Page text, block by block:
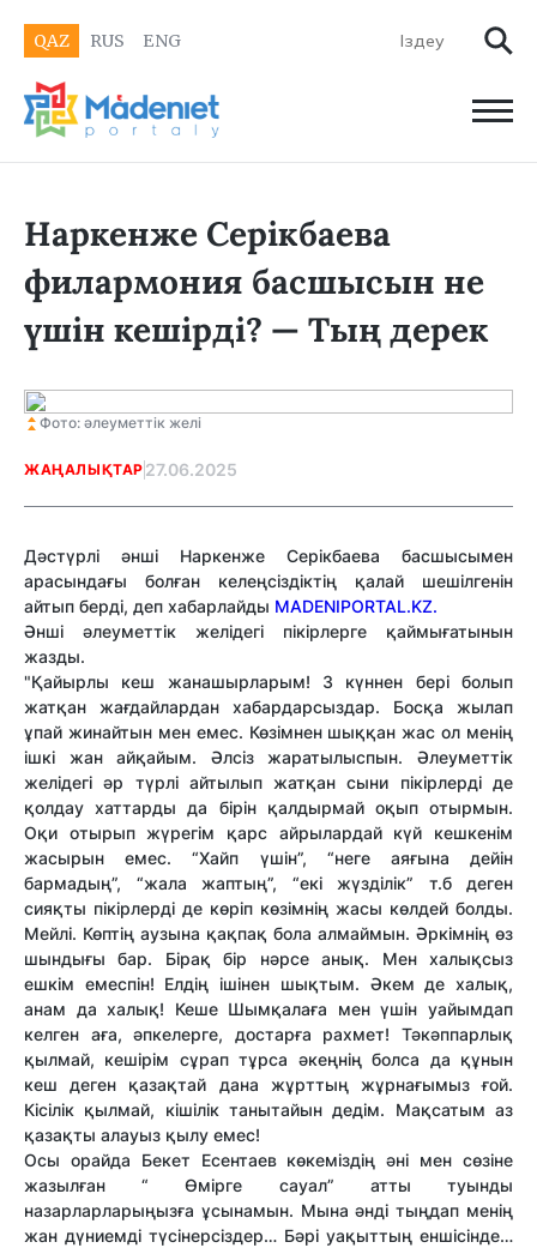
QAZ RUS ENG
Наркенже Серікбаева
филармония басшысын не
үшін кешірді? — Тың дерек
Фото: әлеуметтік желі
ЖАҢАЛЫҚТАР 27.06.2025
Дәстүрлі әнші Наркенже Серікбаева басшысымен
арасындағы болған келеңсіздіктің қалай шешілгенін
айтып берді, деп хабарлайды MADENIPORTAL.KZ.
Әнші әлеуметтік желідегі пікірлерге қаймығатынын
жазды.
"Қайырлы кеш жанашырларым! 3 күннен бері болып
жатқан жағдайлардан хабардарсыздар. Босқа жылап
ұпай жинайтын мен емес. Көзімнен шыққан жас ол менің
ішкі жан айқайым. Әлсіз жаратылыспын. Әлеуметтік
желідегі әр түрлі айтылып жатқан сыни пікірлерді де
қолдау хаттарды да бірін қалдырмай оқып отырмын.
Оқи отырып жүрегім қарс айрылардай күй кешкенім
жасырын емес. “Хайп үшін”, “неге аяғына дейін
бармадың”, “жала жаптың”, “екі жүзділік” т.б деген
сияқты пікірлерді де көріп көзімнің жасы көлдей болды.
Мейлі. Көптің аузына қақпақ бола алмаймын. Әркімнің өз
шындығы бар. Бірақ бір нәрсе анық. Мен халықсыз
ешкім емеспін! Елдің ішінен шықтым. Әкем де халық,
анам да халық! Кеше Шымқалаға мен үшін уайымдап
келген аға, әпкелерге, достарға рахмет! Тәкәппарлық
қылмай, кешірім сұрап тұрса әкеңнің болса да құнын
кеш деген қазақтай дана жұрттың жұрнағымыз ғой.
Кісілік қылмай, кішілік танытайын дедім. Мақсатым аз
қазақты алауыз қылу емес!
Осы орайда Бекет Есентаев көкеміздің әні мен сөзіне
жазылған “ Өмірге сауал” атты туынды
назарларларыңызға ұсынамын. Мына әнді тыңдап менің
жан дүниемді түсінерсіздер… Бәрі уақыттың еншісінде…